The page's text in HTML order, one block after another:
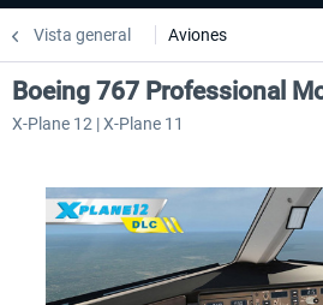
Vista general Aviones
Boeing 767 Professional
X-Plane 12 | X-Plane 11